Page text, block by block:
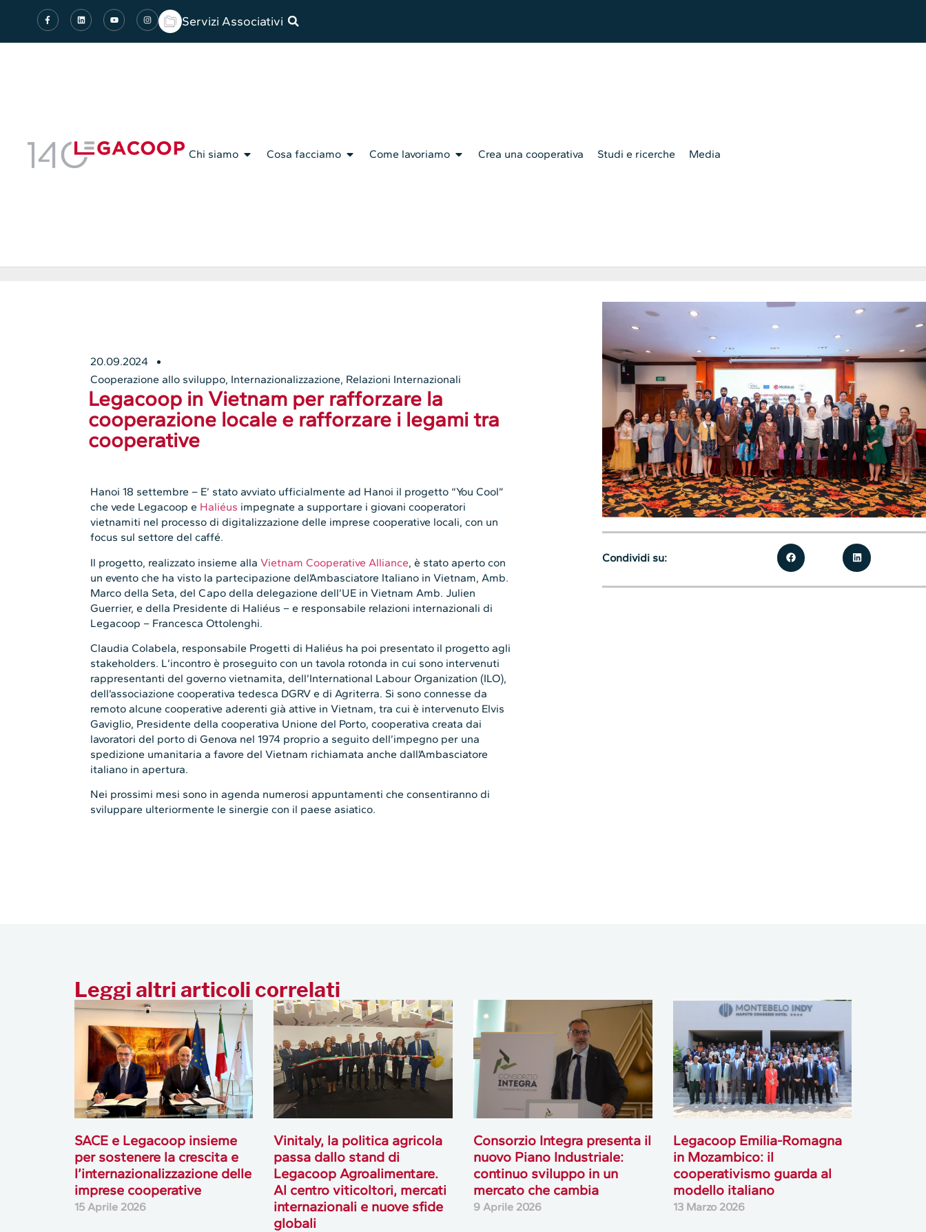
Servizi Associativi
Chi siamo Cosa facciamo Come lavoriamo Crea una cooperativa Studi e ricerche Media
20.09.2024
Cooperazione allo sviluppo, Internazionalizzazione, Relazioni Internazionali
Legacoop in Vietnam per rafforzare la
cooperazione locale e rafforzare i legami tra
cooperative
Hanoi 18 settembre – E’ stato avviato ufficialmente ad Hanoi il progetto “You Cool”
che vede Legacoop e Haliéus impegnate a supportare i giovani cooperatori
vietnamiti nel processo di digitalizzazione delle imprese cooperative locali, con un
focus sul settore del caffé.
Il progetto, realizzato insieme allaVietnam Cooperative Alliance, è stato aperto con
un evento che ha visto la partecipazione del’Ambasciatore Italiano in Vietnam, Amb.
Marco della Seta, del Capo della delegazione dell’UE in Vietnam Amb. Julien
Guerrier, e della Presidente di Haliéus – e responsabile relazioni internazionali di
Legacoop – Francesca Ottolenghi.
Claudia Colabela, responsabile Progetti di Haliéus ha poi presentato il progetto agli
stakeholders. L’incontro è proseguito con un tavola rotonda in cui sono intervenuti
rappresentanti del governo vietnamita, dell’International Labour Organization (ILO),
dell’associazione cooperativa tedesca DGRV e di Agriterra. Si sono connesse da
remoto alcune cooperative aderenti già attive in Vietnam, tra cui è intervenuto Elvis
Gaviglio, Presidente della cooperativa Unione del Porto, cooperativa creata dai
lavoratori del porto di Genova nel 1974 proprio a seguito dell’impegno per una
spedizione umanitaria a favore del Vietnam richiamata anche dall’Ambasciatore
italiano in apertura.
Nei prossimi mesi sono in agenda numerosi appuntamenti che consentiranno di
sviluppare ulteriormente le sinergie con il paese asiatico.
Condividi su:
Leggi altri articoli correlati
SACE e Legacoop insieme
per sostenere la crescita e
l’internazionalizzazione delle
imprese cooperative
15 Aprile 2026
Vinitaly, la politica agricola
passa dallo stand di
Legacoop Agroalimentare.
Al centro viticoltori, mercati
internazionali e nuove sfide
globali
Consorzio Integra presenta il
nuovo Piano Industriale:
continuo sviluppo in un
mercato che cambia
9 Aprile 2026
Legacoop Emilia-Romagna
in Mozambico: il
cooperativismo guarda al
modello italiano
13 Marzo 2026